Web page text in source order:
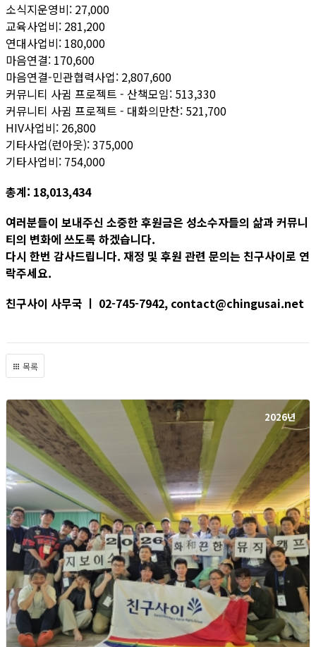
소식지운영비: 27,000
교육사업비: 281,200
연대사업비: 180,000
마음연결: 170,600
마음연결-민관협력사업: 2,807,600
커뮤니티 사귐 프로젝트 - 산책모임: 513,330
커뮤니티 사귐 프로젝트 - 대화의만찬: 521,700
HIV사업비: 26,800
기타사업(런아웃): 375,000
기타사업비: 754,000
총계: 18,013,434
여러분들이 보내주신 소중한 후원금은 성소수자들의 삶과 커뮤니
티의 변화에 쓰도록 하겠습니다.
다시 한번 감사드립니다. 재정 및 후원 관련 문의는 친구사이로 연
락주세요.
친구사이 사무국 ㅣ 02-745-7942, contact@chingusai.net
목록
2026년